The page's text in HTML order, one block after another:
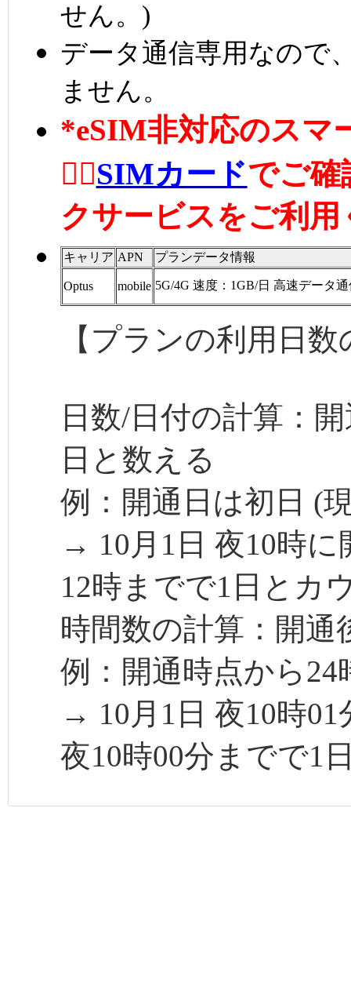
せん。)
データ通信専用なので
ません。
*eSIM非対応のスマ
👉🏼SIMカードでご確
クサービスをご利用
キャリア APN プランデータ情報
Optus mobile 5G/4G 速度：1GB/日 高速データ
【プランの利用日
日数/日付の計算：
日と数える
例：開通日は初日 (
→ 10月1日 夜10時に
12時までで1日とカ
時間数の計算：開通
例：開通時点から24
→ 10月1日 夜10時
夜10時00分までで1